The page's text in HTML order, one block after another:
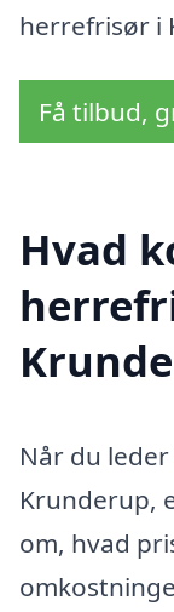
herrefrisør i
Få tilbud,
Hvad
Når du
Krunderup,
om, hvad